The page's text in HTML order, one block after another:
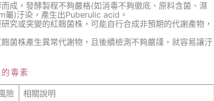
成，發酵製程不夠嚴格(如消毒不夠徹底、原料含菌、濕
屬)汙染，產生出Puberulic acid。
究或突變的紅麴菌株，可能自行合成非預期的代謝產物，
菌株產生異常代謝物，且後續檢測不夠嚴謹，就容易讓汙
毒素
險 相關說明